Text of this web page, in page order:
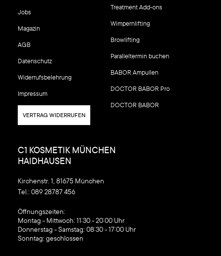
Jobs
Magazin
AGB
Datenschutz
Widerrufsbelehrung
Impressum
VERTRAG WIDERRUFEN
Treatment Add-ons
Wimpernlifting
Browlifting
Paralleltermin buchen
BABOR Ampullen
DOCTOR BABOR Pro
DOCTOR BABOR
C1 KOSMETIK MÜNCHEN
HAIDHAUSEN
Kirchenstr. 1, 81675 München
Tel.: 089 28787 456
‍Öffnungszeiten:
Montag - Mittwoch: 11:30 - 20:00 Uhr
Donnerstag - Samstag: 08:30 - 17:00 Uhr
Sonntag: geschlossen